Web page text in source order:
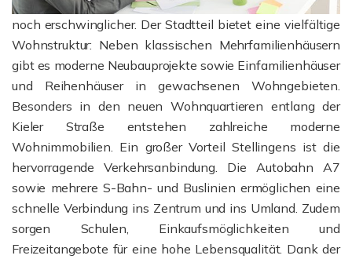
noch erschwinglicher. Der Stadtteil bietet eine vielfältige
Wohnstruktur: Neben klassischen Mehrfamilienhäusern
gibt es moderne Neubauprojekte sowie Einfamilienhäuser
und Reihenhäuser in gewachsenen Wohngebieten.
Besonders in den neuen Wohnquartieren entlang der
Kieler Straße entstehen zahlreiche moderne
Wohnimmobilien. Ein großer Vorteil Stellingens ist die
hervorragende Verkehrsanbindung. Die Autobahn A7
sowie mehrere S-Bahn- und Buslinien ermöglichen eine
schnelle Verbindung ins Zentrum und ins Umland. Zudem
sorgen Schulen, Einkaufsmöglichkeiten und
Freizeitangebote für eine hohe Lebensqualität. Dank der